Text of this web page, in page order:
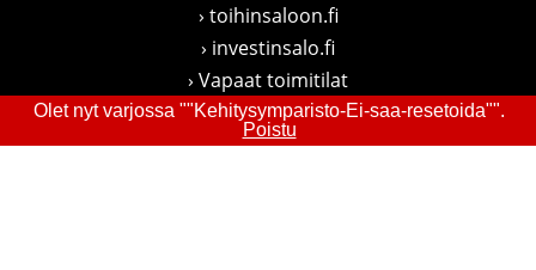
› toihinsaloon.fi
› investinsalo.fi
› Vapaat toimitilat
›visitsalo.fi
›lounapuisto.fi
Olet nyt varjossa ""Kehitysymparisto-Ei-saa-resetoida"".
Poistu